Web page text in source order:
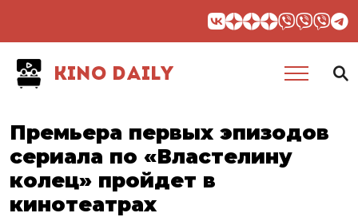
KINO DAILY
Премьера первых эпизодов
сериала по «Властелину
колец» пройдет в
кинотеатрах